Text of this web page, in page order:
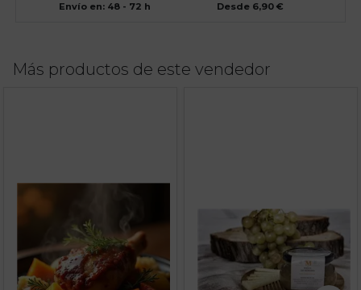
Envío en: 48 - 72 h Desde 6,90 €
Más productos de este vendedor